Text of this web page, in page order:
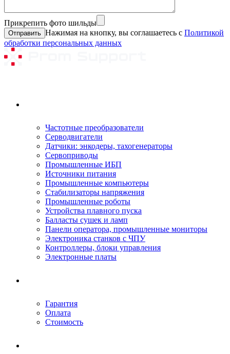
Прикрепить фото шильды
Нажимая на кнопку, вы соглашаетесь с Политикой
обработки персональных данных
Частотные преобразователи
Серводвигатели
Датчики: энкодеры, тахогенераторы
Сервоприводы
Промышленные ИБП
Источники питания
Промышленные компьютеры
Стабилизаторы напряжения
Промышленные роботы
Устройства плавного пуска
Балласты сушек и ламп
Панели оператора, промышленные мониторы
Электроника станков с ЧПУ
Контроллеры, блоки управления
Электронные платы
Гарантия
Оплата
Стоимость